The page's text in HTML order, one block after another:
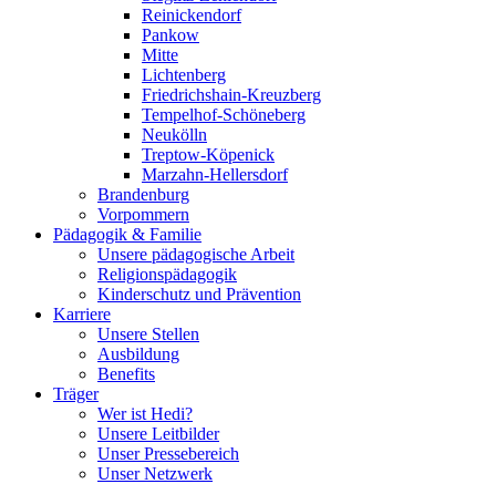
Reinickendorf
Pankow
Mitte
Lichtenberg
Friedrichshain-Kreuzberg
Tempelhof-Schöneberg
Neukölln
Treptow-Köpenick
Marzahn-Hellersdorf
Brandenburg
Vorpommern
Pädagogik & Familie
Unsere pädagogische Arbeit
Religionspädagogik
Kinderschutz und Prävention
Karriere
Unsere Stellen
Ausbildung
Benefits
Träger
Wer ist Hedi?
Unsere Leitbilder
Unser Pressebereich
Unser Netzwerk